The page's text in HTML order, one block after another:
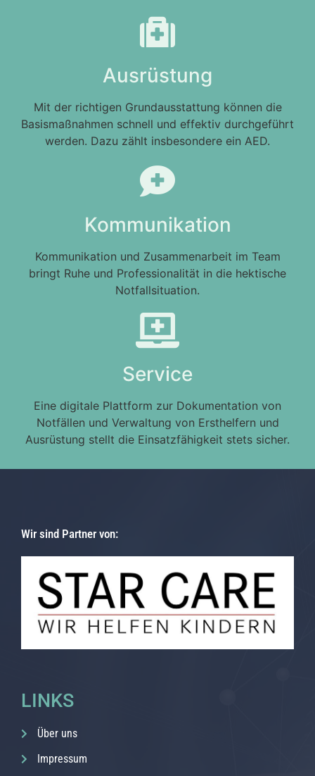
Ausrüstung
Mit der richtigen Grundausstattung können die
Basismaßnahmen schnell und effektiv durchgeführt
werden. Dazu zählt insbesondere ein AED.
Kommunikation
Kommunikation und Zusammenarbeit im Team
bringt Ruhe und Professionalität in die hektische
Notfallsituation.
Service
Eine digitale Plattform zur Dokumentation von
Notfällen und Verwaltung von Ersthelfern und
Ausrüstung stellt die Einsatzfähigkeit stets sicher.
Wir sind Partner von:
LINKS
Über uns
Impressum